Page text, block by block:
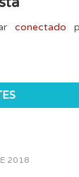
conectado
2018